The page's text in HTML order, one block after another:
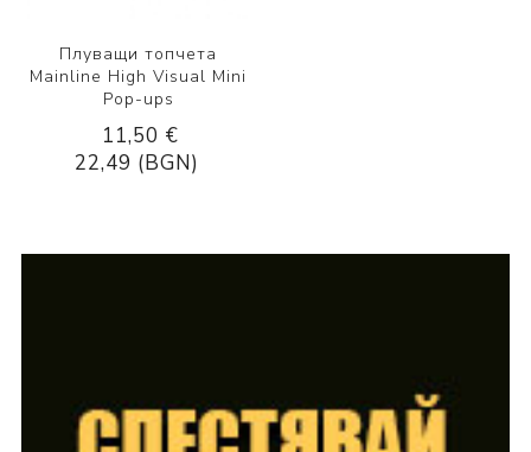
Плуващи топчета
Mainline High Visual Mini
Pop-ups
11,50 €
22,49 (BGN)